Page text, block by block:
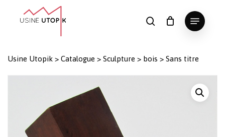
search
Menu
Panier Fermer
le
Usine Utopik > Catalogue > Sculpture > bois > Sans titre
Close